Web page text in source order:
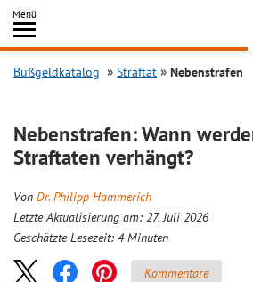
Inhalt
springen
Menü
Bußgeldkatalog Straftat Nebenstrafen
Nebenstrafen: Wann
Straftaten verhängt?
Von Dr. Philipp Hammerich
Letzte Aktualisierung am: 27. Juli 2026
Geschätzte Lesezeit: 4 Minuten
Kommentare